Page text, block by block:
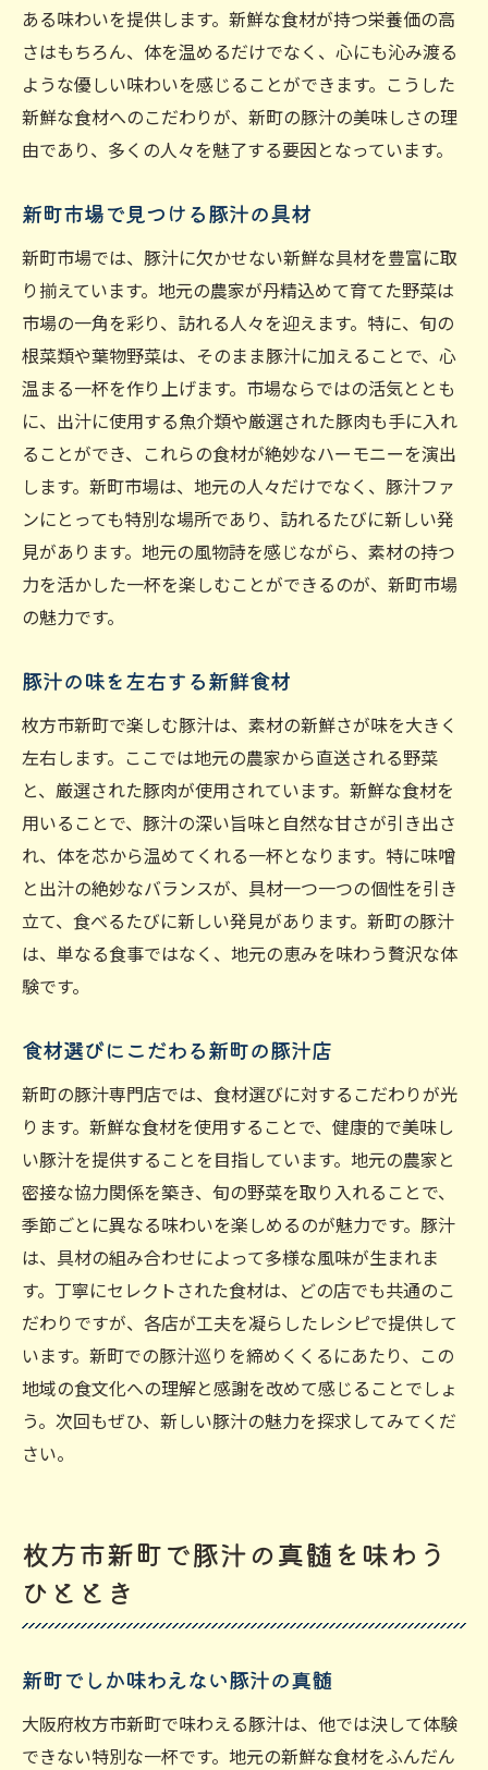
ある味わいを提供します。新鮮な食材が持つ栄養価の高
さはもちろん、体を温めるだけでなく、心にも沁み渡る
ような優しい味わいを感じることができます。こうした
新鮮な食材へのこだわりが、新町の豚汁の美味しさの理
由であり、多くの人々を魅了する要因となっています。
新町市場で見つける豚汁の具材
新町市場では、豚汁に欠かせない新鮮な具材を豊富に取
り揃えています。地元の農家が丹精込めて育てた野菜は
市場の一角を彩り、訪れる人々を迎えます。特に、旬の
根菜類や葉物野菜は、そのまま豚汁に加えることで、心
温まる一杯を作り上げます。市場ならではの活気ととも
に、出汁に使用する魚介類や厳選された豚肉も手に入れ
ることができ、これらの食材が絶妙なハーモニーを演出
します。新町市場は、地元の人々だけでなく、豚汁ファ
ンにとっても特別な場所であり、訪れるたびに新しい発
見があります。地元の風物詩を感じながら、素材の持つ
力を活かした一杯を楽しむことができるのが、新町市場
の魅力です。
豚汁の味を左右する新鮮食材
枚方市新町で楽しむ豚汁は、素材の新鮮さが味を大きく
左右します。ここでは地元の農家から直送される野菜
と、厳選された豚肉が使用されています。新鮮な食材を
用いることで、豚汁の深い旨味と自然な甘さが引き出さ
れ、体を芯から温めてくれる一杯となります。特に味噌
と出汁の絶妙なバランスが、具材一つ一つの個性を引き
立て、食べるたびに新しい発見があります。新町の豚汁
は、単なる食事ではなく、地元の恵みを味わう贅沢な体
験です。
食材選びにこだわる新町の豚汁店
新町の豚汁専門店では、食材選びに対するこだわりが光
ります。新鮮な食材を使用することで、健康的で美味し
い豚汁を提供することを目指しています。地元の農家と
密接な協力関係を築き、旬の野菜を取り入れることで、
季節ごとに異なる味わいを楽しめるのが魅力です。豚汁
は、具材の組み合わせによって多様な風味が生まれま
す。丁寧にセレクトされた食材は、どの店でも共通のこ
だわりですが、各店が工夫を凝らしたレシピで提供して
います。新町での豚汁巡りを締めくくるにあたり、この
地域の食文化への理解と感謝を改めて感じることでしょ
う。次回もぜひ、新しい豚汁の魅力を探求してみてくだ
さい。
枚方市新町で豚汁の真髄を味わう
ひととき
新町でしか味わえない豚汁の真髄
大阪府枚方市新町で味わえる豚汁は、他では決して体験
できない特別な一杯です。地元の新鮮な食材をふんだん